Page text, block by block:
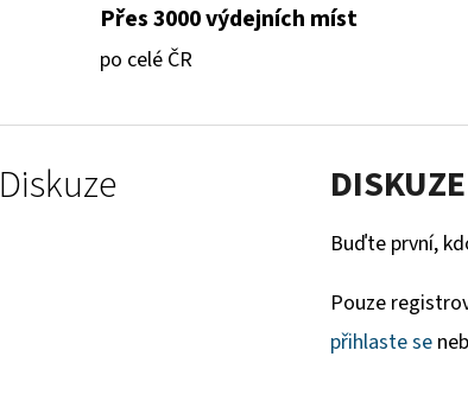
Přes 3000 výdejních míst
po celé ČR
Diskuze DISKUZE
Buďte první,
Pouze
přihlaste se